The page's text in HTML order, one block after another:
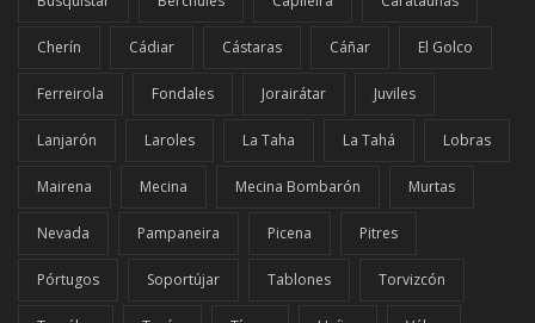
Cherín Cádiar Cástaras Cáñar El Golco
Ferreirola Fondales Jorairátar Juviles
Lanjarón Laroles La Taha La Tahá Lobras
Mairena Mecina Mecina Bombarón Murtas
Nevada Pampaneira Picena Pitres
Pórtugos Soportújar Tablones Torvizcón